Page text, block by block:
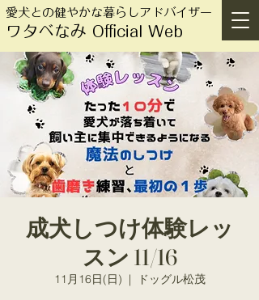
愛犬との健やかな暮らしアドバイザー
ワタベなみ Official Web
成犬しつけ体験レッ
スン 11/16
11月16日(日)
  |
ドッグル松茂